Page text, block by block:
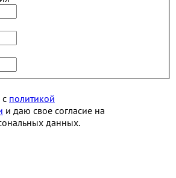
политикой
и даю свое согласие на
данных.